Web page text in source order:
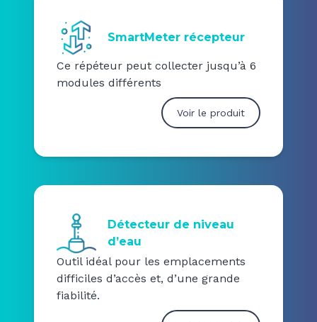
SmartMeter récepteur
Ce répéteur peut collecter jusqu’à 6
modules différents
Voir le produit
Détecteur de niveau
d’eau
Outil idéal pour les emplacements
difficiles d’accès et, d’une grande
fiabilité.